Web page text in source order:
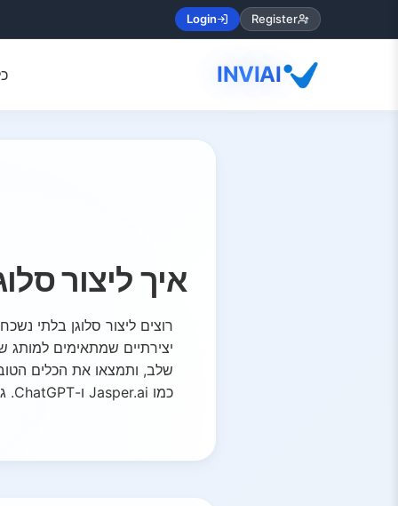
Register
Login
INVIAI
איך ליצור
רוצים ליצור סלוגן בלתי
יצירתיים שמתאימים
כמו Jasper.ai ו-ChatGPT. גלו איך ליצור סלוגן חזק שתופס את קול המותג שלכם ומבליט אתכם!